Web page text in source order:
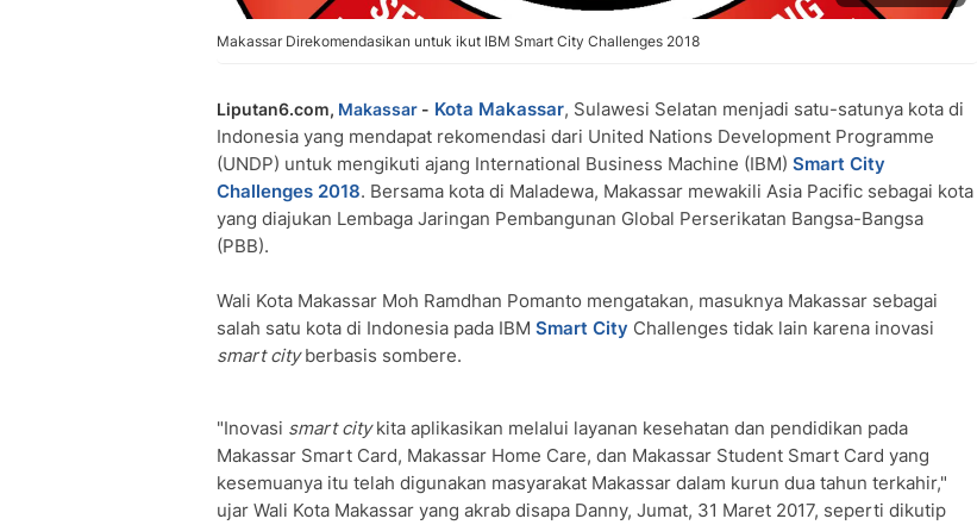
Makassar Direkomendasikan untuk ikut IBM Smart City Challenges 2018
Liputan6.com, Makassar - Kota Makassar, Sulawesi Selatan menjadi satu-satunya kota di
Indonesia yang mendapat rekomendasi dari United Nations Development Programme
(UNDP) untuk mengikuti ajang International Business Machine (IBM) Smart City
Challenges 2018. Bersama kota di Maladewa, Makassar mewakili Asia Pacific sebagai kota
yang diajukan Lembaga Jaringan Pembangunan Global Perserikatan Bangsa-Bangsa
(PBB).
Wali Kota Makassar Moh Ramdhan Pomanto mengatakan, masuknya Makassar sebagai
salah satu kota di Indonesia pada IBM Smart City Challenges tidak lain karena inovasi
smart cityberbasis sombere.
"Inovasi smart citykita aplikasikan melalui layanan kesehatan dan pendidikan pada
Makassar Smart Card, Makassar Home Care, dan Makassar Student Smart Card yang
kesemuanya itu telah digunakan masyarakat Makassar dalam kurun dua tahun terkahir,"
ujar Wali Kota Makassar yang akrab disapa Danny, Jumat, 31 Maret 2017, seperti dikutip